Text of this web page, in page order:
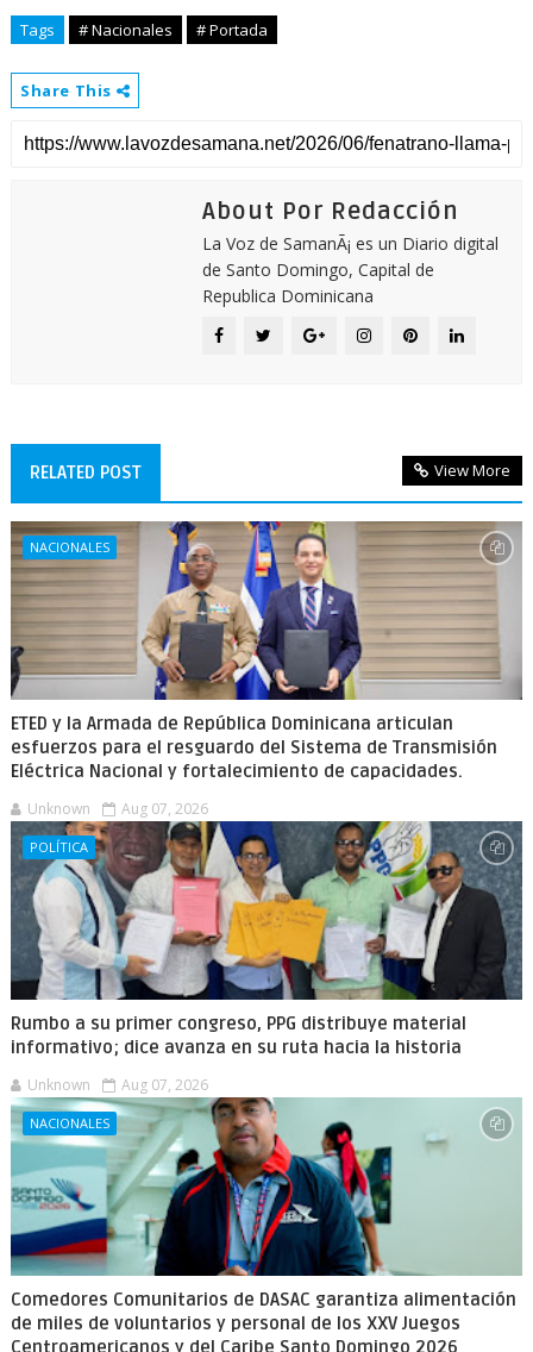
Tags # Nacionales # Portada
Share This
About Por Redacción
La Voz de SamanÃ¡ es un Diario digital
de Santo Domingo, Capital de
Republica Dominicana
RELATED POST View More
NACIONALES
ETED y la Armada de República Dominicana articulan
esfuerzos para el resguardo del Sistema de Transmisión
Eléctrica Nacional y fortalecimiento de capacidades.
Unknown Aug 07, 2026
POLÍTICA
Rumbo a su primer congreso, PPG distribuye material
informativo; dice avanza en su ruta hacia la historia
Unknown Aug 07, 2026
NACIONALES
Comedores Comunitarios de DASAC garantiza alimentación
de miles de voluntarios y personal de los XXV Juegos
Centroamericanos y del Caribe Santo Domingo 2026